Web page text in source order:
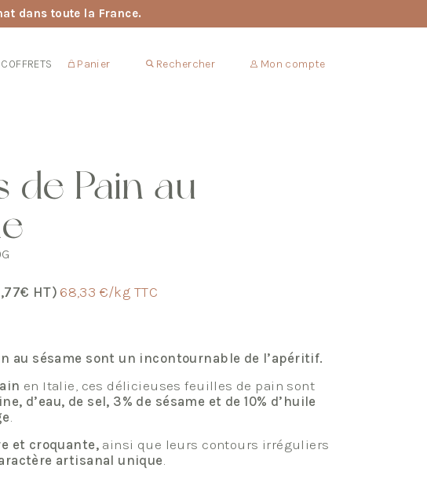
dans toute la France.
COFFRETS Panier Rechercher Mon compte
de Pain au
€ HT) 68,33 €/kg TTC
au sésame sont un incontournable de l’apéritif.
en Italie, ces délicieuses feuilles de pain sont
d’eau, de sel, 3% de sésame et de 10% d’huile
.
et croquante, ainsi que leurs contours irréguliers
artisanal unique.